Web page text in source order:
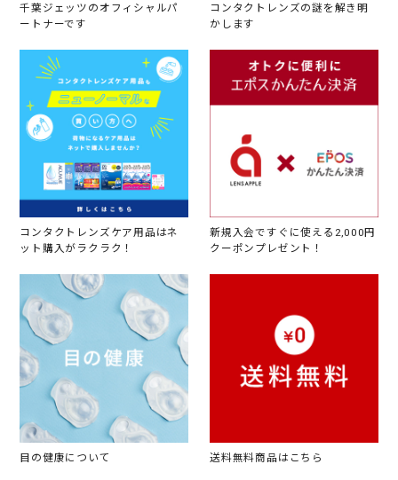
千葉ジェッツのオフィシャルパ
ートナーです
コンタクトレンズの謎を解き明
かします
コンタクトレンズケア用品はネ
ット購入がラクラク！
新規入会ですぐに使える2,000円
クーポンプレゼント！
目の健康について 送料無料商品はこちら